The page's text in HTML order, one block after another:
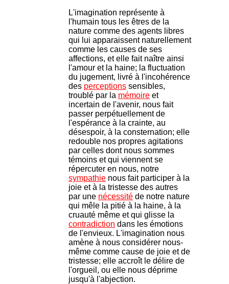
L'imagination représente à
l'humain tous les êtres de la
nature comme des agents libres
qui lui apparaissent naturellement
comme les causes de ses
affections, et elle fait naître ainsi
l'amour et la haine; la fluctuation
du jugement, livré à l'incohérence
des perceptions sensibles,
troublé par la mémoire et
incertain de l'avenir, nous fait
passer perpétuellement de
l'espérance à la crainte, au
désespoir, à la consternation; elle
redouble nos propres agitations
par celles dont nous sommes
témoins et qui viennent se
répercuter en nous, notre
sympathie nous fait participer à la
joie et à la tristesse des autres
par une nécessité de notre nature
qui mêle la pitié à la haine, à la
cruauté même et qui glisse la
contradiction dans les émotions
de l'envieux. L'imagination nous
amène à nous considérer nous-
même comme cause de joie et de
tristesse; elle accroît le délire de
l'orgueil, ou elle nous déprime
jusqu'à l'abjection.